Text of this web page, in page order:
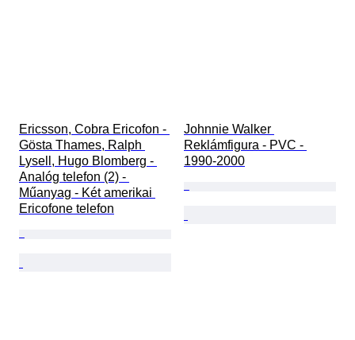
Ericsson, Cobra Ericofon -
Gösta Thames, Ralph
Lysell, Hugo Blomberg -
Analóg telefon (2) -
Műanyag - Két amerikai
Ericofone telefon
Johnnie Walker
Reklámfigura - PVC -
1990-2000